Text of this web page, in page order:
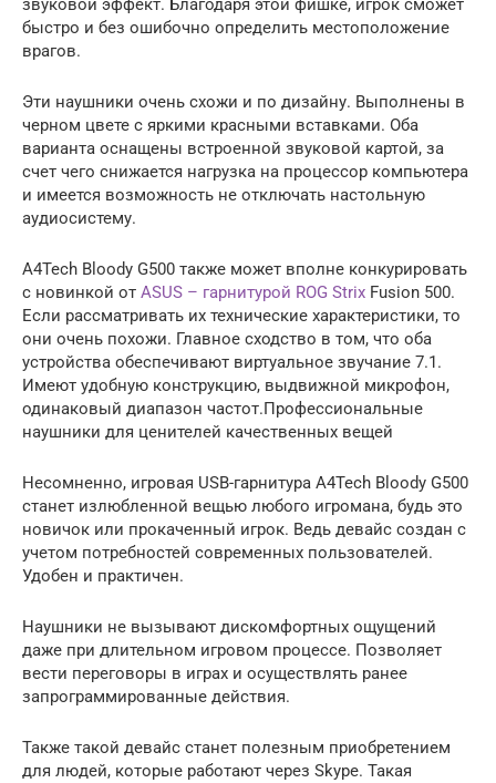
быстро и без ошибочно определить местоположение
врагов.
Эти наушники очень схожи и по дизайну. Выполнены в
черном цвете с яркими красными вставками. Оба
варианта оснащены встроенной звуковой картой, за
счет чего снижается нагрузка на процессор компьютера
и имеется возможность не отключать настольную
аудиосистему.
A4Tech Bloody G500 также может вполне конкурировать
с новинкой от ASUS – гарнитурой ROG Strix Fusion 500.
Если рассматривать их технические характеристики, то
они очень похожи. Главное сходство в том, что оба
устройства обеспечивают виртуальное звучание 7.1.
Имеют удобную конструкцию, выдвижной микрофон,
одинаковый диапазон частот.Профессиональные
наушники для ценителей качественных вещей
Несомненно, игровая USB-гарнитура A4Tech Bloody G500
станет излюбленной вещью любого игромана, будь это
новичок или прокаченный игрок. Ведь девайс создан с
учетом потребностей современных пользователей.
Удобен и практичен.
Наушники не вызывают дискомфортных ощущений
даже при длительном игровом процессе. Позволяет
вести переговоры в играх и осуществлять ранее
запрограммированные действия.
Также такой девайс станет полезным приобретением
для людей, которые работают через Skype. Такая